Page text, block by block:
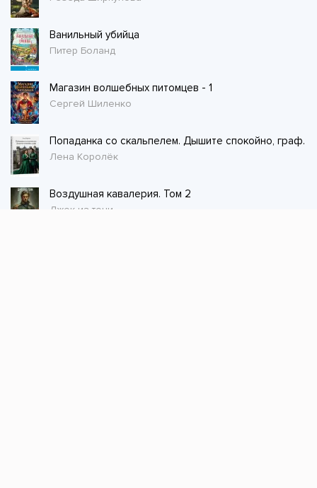
Ванильный убийца
Питер Боланд
Магазин волшебных питомцев - 1
Сергей Шиленко
Попаданка со скальпелем. Дышите спокойно, граф.
Лена Королёк
Воздушная кавалерия. Том 2
Джек из тени